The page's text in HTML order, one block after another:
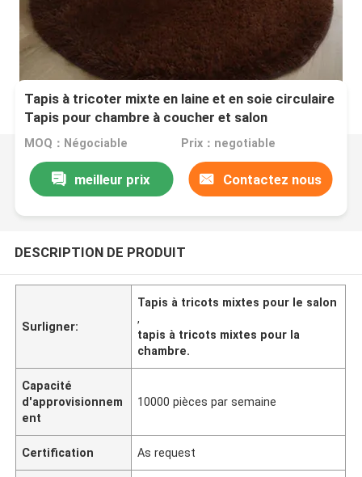
Tapis à tricoter mixte en laine et en soie circulaire
Tapis pour chambre à coucher et salon
MOQ：Négociable Prix：negotiable
meilleur prix Contactez nous
DESCRIPTION DE PRODUIT
Surligner:
Tapis à tricots mixtes pour le salon
,
tapis à tricots mixtes pour la
chambre.
Capacité
d'approvisionnem
ent
10000 pièces par semaine
Certification As request